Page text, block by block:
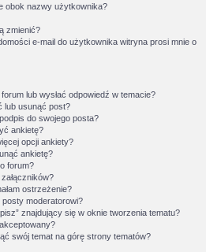
obok nazwy użytkownika?
zmienić?
e-mail do użytkownika witryna prosi mnie o
lub wysłać odpowiedź w temacie?
lub usunąć post?
do swojego posta?
ankietę?
opcji ankiety?
ankietę?
forum?
ostrzeżenie?
posty moderatorowi?
znajdujący się w oknie tworzenia tematu?
swój temat na górę strony tematów?